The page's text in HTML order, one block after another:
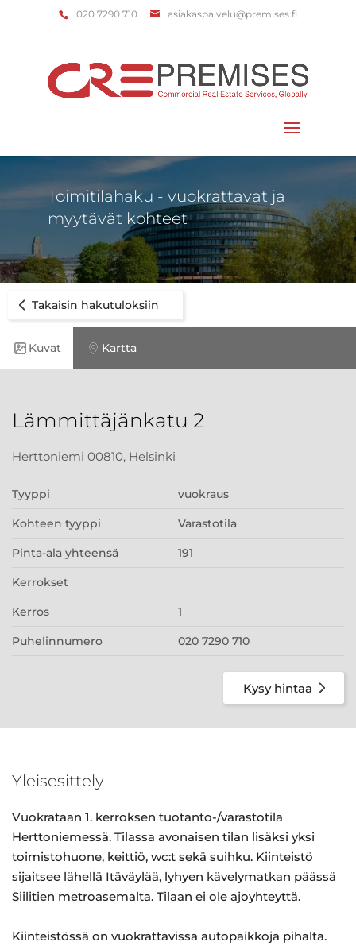
‌020 7290 710 asiakaspalvelu@premises.fi
Toimitilahaku - vuokrattavat ja
myytävät kohteet
Takaisin hakutuloksiin
Kuvat Kartta
Lämmittäjänkatu 2
Herttoniemi 00810, Helsinki
Tyyppi vuokraus
Kohteen tyyppi Varastotila
Pinta-ala yhteensä 191
Kerrokset
Kerros 1
Puhelinnumero 020 7290 710
Kysy hintaa
Yleisesittely
Vuokrataan 1. kerroksen tuotanto-/varastotila
Herttoniemessä. Tilassa avonaisen tilan lisäksi yksi
toimistohuone, keittiö, wc:t sekä suihku. Kiinteistö
sijaitsee lähellä Itäväylää, lyhyen kävelymatkan päässä
Siilitien metroasemalta. Tilaan ei ole ajoyhteyttä.
Kiinteistössä on vuokrattavissa autopaikkoja pihalta.